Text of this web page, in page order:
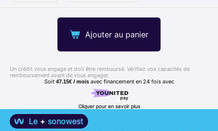
Ajouter au panier
Soit 47.15€ / mois avec financement en 24 fois avec
Cliquer pour en savoir plus
Un crédit vous engage et doit être remboursé. Vérifiez vos capacités de
remboursement avant de vous engager.
Le + sonowest